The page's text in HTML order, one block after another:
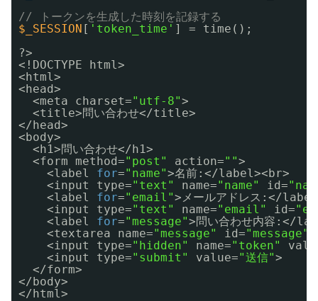
// トークンを生成した時刻を記録する
$_SESSION [ 'token_time' ] = time();
?>
<!DOCTYPE html>
<html>
<head>
<meta charset="utf-8">
<title>問い合わせ</title>
</head>
<body>
<h1>問い合わせ</h1>
<form method="post" action="">
<label for="name">名前:</label><br>
<input type="text" name="name" id=
<label for="email">メールアドレス:</
<input type="text" name="email" id=
<label for="message">問い合わせ内容:</
<textarea name="message" id="message"
<input type="hidden" name="token"
<input type="submit" value="送信">
</form>
</body>
</html>